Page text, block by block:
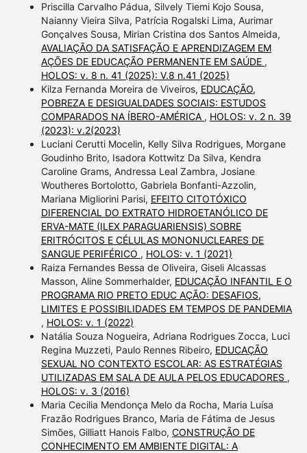
Priscilla Carvalho Pádua, Silvely Tiemi Kojo Sousa,
Naianny Vieira Silva, Patrícia Rogalski Lima, Aurimar
Gonçalves Sousa, Mirian Cristina dos Santos Almeida,
AVALIAÇÃO DA SATISFAÇÃO E APRENDIZAGEM EM
AÇÕES DE EDUCAÇÃO PERMANENTE EM SAÚDE ,
HOLOS: v. 8 n. 41 (2025): V.8 n.41 (2025)
Kilza Fernanda Moreira de Viveiros, EDUCAÇÃO,
POBREZA E DESIGUALDADES SOCIAIS: ESTUDOS
COMPARADOS NA ÍBERO-AMÉRICA , HOLOS: v. 2 n. 39
(2023): v.2(2023)
Luciani Cerutti Mocelin, Kelly Silva Rodrigues, Morgane
Goudinho Brito, Isadora Kottwitz Da Silva, Kendra
Caroline Grams, Andressa Leal Zambra, Josiane
Woutheres Bortolotto, Gabriela Bonfanti-Azzolin,
Mariana Migliorini Parisi, EFEITO CITOTÓXICO
DIFERENCIAL DO EXTRATO HIDROETANÓLICO DE
ERVA-MATE (ILEX PARAGUARIENSIS) SOBRE
ERITRÓCITOS E CÉLULAS MONONUCLEARES DE
SANGUE PERIFÉRICO , HOLOS: v. 1 (2021)
Raiza Fernandes Bessa de Oliveira, Giseli Alcassas
Masson, Aline Sommerhalder, EDUCAÇÃO INFANTIL E O
PROGRAMA RIO PRETO EDUC AÇÃO: DESAFIOS,
LIMITES E POSSIBILIDADES EM TEMPOS DE PANDEMIA
, HOLOS: v. 1 (2022)
Natália Souza Nogueira, Adriana Rodrigues Zocca, Luci
Regina Muzzeti, Paulo Rennes Ribeiro, EDUCAÇÃO
SEXUAL NO CONTEXTO ESCOLAR: AS ESTRATÉGIAS
UTILIZADAS EM SALA DE AULA PELOS EDUCADORES ,
HOLOS: v. 3 (2016)
Maria Cecilia Mendonça Melo da Rocha, Maria Luísa
Frazão Rodrigues Branco, Maria de Fátima de Jesus
Simões, Gilliatt Hanois Falbo, CONSTRUÇÃO DE
CONHECIMENTO EM AMBIENTE DIGITAL: A